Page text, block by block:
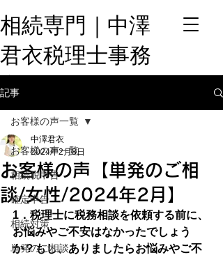
相続専門​｜中澤
君衣税理士事務
所
記事
お客様の声一覧
相続税申告
確定申告
相続対策
単発のご相談
お客様の声一覧
お客様の声【単発のご相
談/女性/2024年2月】
中澤君衣
2024年2月8日
1．税理士に税務相談を依頼する前に、
お悩みやご不安はなかったでしょう
か？もし、ありましたらお悩みやご不